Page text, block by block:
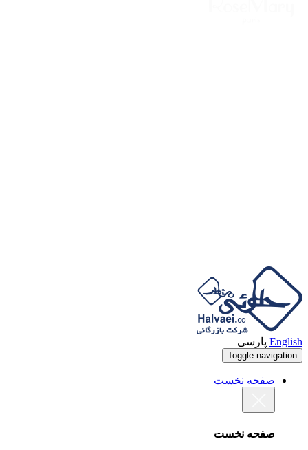
English پارسی
Toggle navigation
صفحه نخست
صفحه نخست